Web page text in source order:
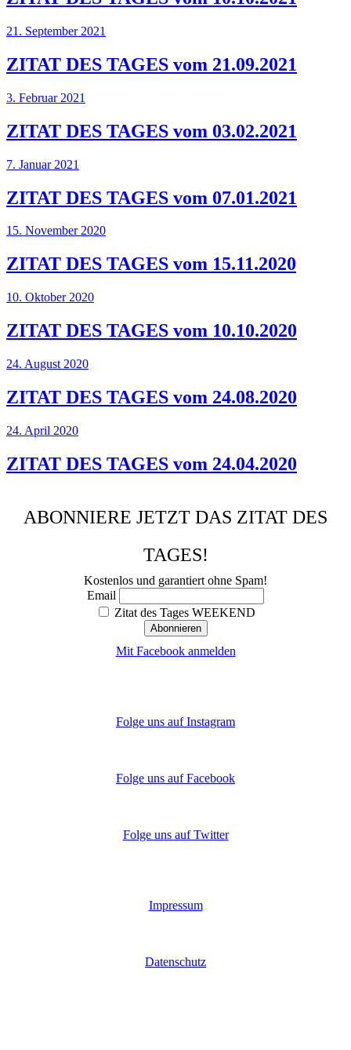
21. September 2021
ZITAT DES TAGES vom 21.09.2021
3. Februar 2021
ZITAT DES TAGES vom 03.02.2021
7. Januar 2021
ZITAT DES TAGES vom 07.01.2021
15. November 2020
ZITAT DES TAGES vom 15.11.2020
10. Oktober 2020
ZITAT DES TAGES vom 10.10.2020
24. August 2020
ZITAT DES TAGES vom 24.08.2020
24. April 2020
ZITAT DES TAGES vom 24.04.2020
ABONNIERE JETZT DAS ZITAT DES
TAGES!
Kostenlos und garantiert ohne Spam!
Email
Zitat des Tages WEEKEND
Mit Facebook anmelden
Folge uns auf Instagram
Folge uns auf Facebook
Folge uns auf Twitter
Impressum
Datenschutz